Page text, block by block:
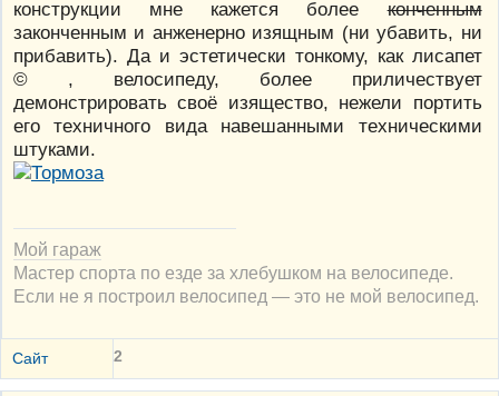
конструкции мне кажется болееконченным
законченным и анженерно изящным (ни убавить, ни
прибавить). Да и эстетически тонкому, как лисапет
© , велосипеду, более приличествует
демонстрировать своё изящество, нежели портить
его техничного вида навешанными техническими
штуками.
Мой гараж
Мастер спорта по езде за хлебушком на велосипеде.
Если не я построил велосипед — это не мой велосипед.
Сайт 2